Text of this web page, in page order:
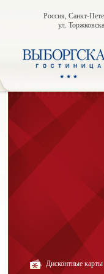
Россия, Санкт-
ул.
Дисконтные карты